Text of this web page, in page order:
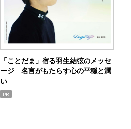
「ことだま」宿る羽生結弦のメッセ
ージ 名言がもたらす心の平穏と潤
い
PR